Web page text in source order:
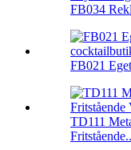
FB034
FB021
TD111